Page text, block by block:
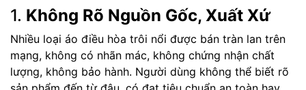
1. Không Rõ Nguồn Gốc, Xuất Xứ
Nhiều loại áo điều hòa trôi nổi được bán tràn lan trên
mạng, không có nhãn mác, không chứng nhận chất
lượng, không bảo hành. Người dùng không thể biết rõ